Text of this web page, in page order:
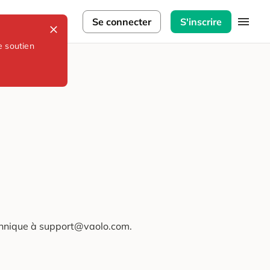
soutien
Se connecter S'inscrire
à support@vaolo.com.